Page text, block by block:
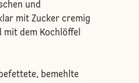
und
mit Zucker cremig
dem Kochlöffel
bemehlte